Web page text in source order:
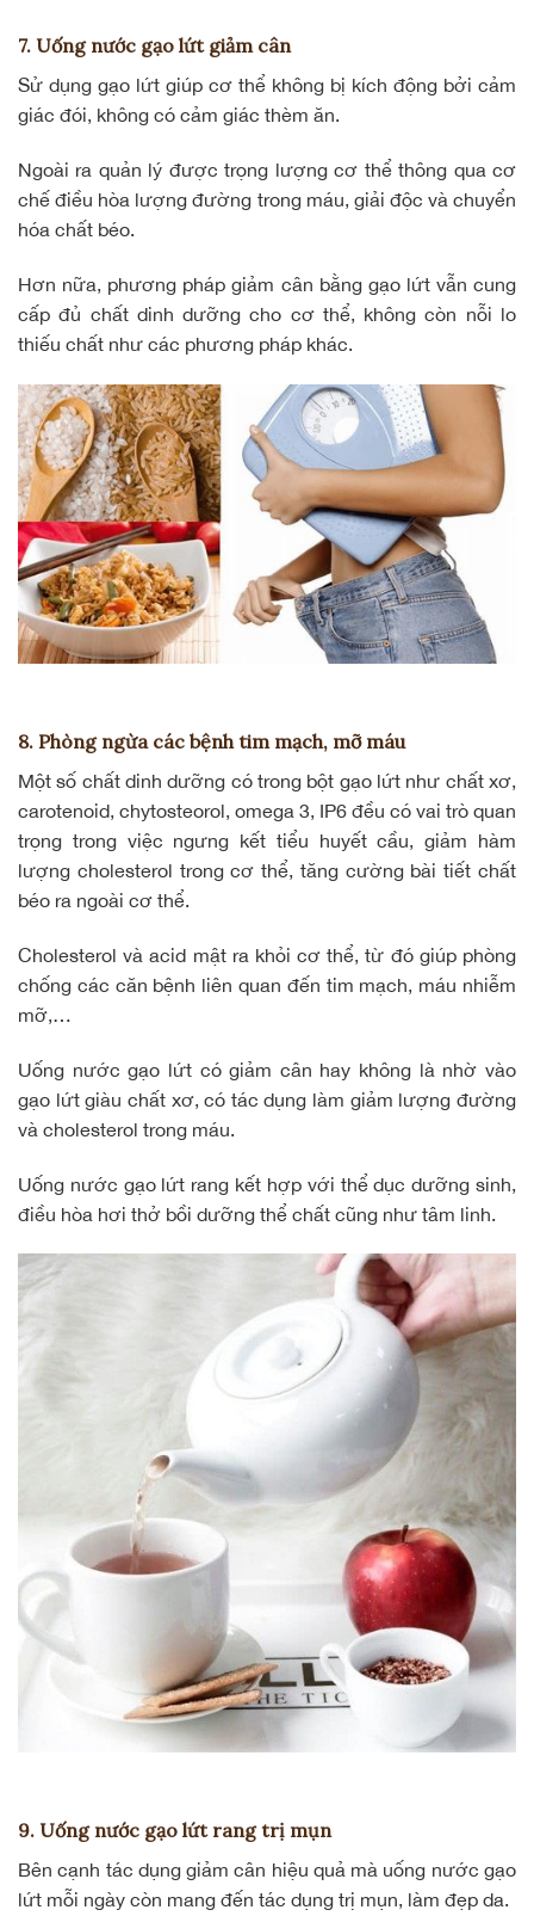
7. Uống nước gạo lứt giảm cân
Sử dụng gạo lứt giúp cơ thể không bị kích động bởi cảm
giác đói, không có cảm giác thèm ăn.
Ngoài ra quản lý được trọng lượng cơ thể thông qua cơ
chế điều hòa lượng đường trong máu, giải độc và chuyển
hóa chất béo.
Hơn nữa, phương phápgiảm cân bằng gạo lứtvẫn cung
cấp đủ chất dinh dưỡng cho cơ thể, không còn nỗi lo
thiếu chất như các phương pháp khác.
8. Phòng ngừa các bệnh tim mạch, mỡ máu
Một số chất dinh dưỡng có trong bột gạo lứt như chất xơ,
carotenoid, chytosteorol, omega 3, IP6 đều có vai trò quan
trọng trong việc ngưng kết tiểu huyết cầu, giảm hàm
lượng cholesterol trong cơ thể, tăng cường bài tiết chất
béo ra ngoài cơ thể.
Cholesterol và acid mật ra khỏi cơ thể, từ đó giúp phòng
chống các căn bệnh liên quan đến tim mạch, máu nhiễm
mỡ,…
Uống nước gạo lứt có giảm cân hay không là nhờ vào
gạo lứt giàu chất xơ, có tác dụng làm giảm lượng đường
và cholesterol trong máu.
Uống nước gạo lứt rang kết hợp với thể dục dưỡng sinh,
điều hòa hơi thở bồi dưỡng thể chất cũng như tâm linh.
9. Uống nước gạo lứt rang trị mụn
Bên cạnh tác dụng giảm cân hiệu quả mà uống nước gạo
lứt mỗi ngày còn mang đến tác dụng trị mụn, làm đẹp da.